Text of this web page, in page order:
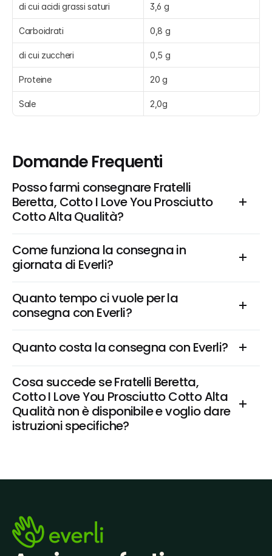
di cui acidi grassi saturi 3,6 g
Carboidrati 0,8 g
di cui zuccheri 0,5 g
Proteine 20 g
Sale 2,0g
Domande Frequenti
Posso farmi consegnare Fratelli
Beretta, Cotto I Love You Prosciutto
Cotto Alta Qualità?
Come funziona la consegna in
giornata di Everli?
Quanto tempo ci vuole per la
consegna con Everli?
Quanto costa la consegna con Everli?
Cosa succede se Fratelli Beretta,
Cotto I Love You Prosciutto Cotto Alta
Qualità non è disponibile e voglio dare
istruzioni specifiche?